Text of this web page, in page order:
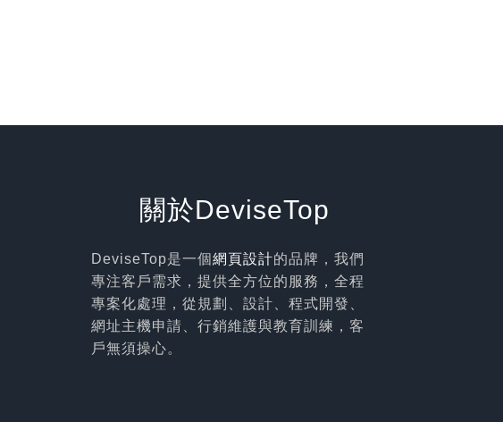
關於DeviseTop
DeviseTop是一個 網頁設計的品牌，我們
專注客戶需求，提供全方位的服務，全程
專案化處理，從規劃、設計、程式開發、
網址主機申請、行銷維護與教育訓練，客
戶無須操心。